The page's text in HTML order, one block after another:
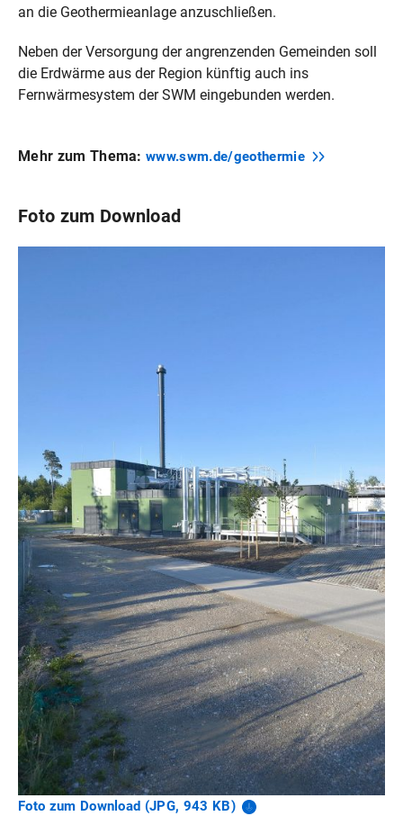
an die Geothermieanlage anzuschließen.
Neben der Versorgung der angrenzenden Gemeinden soll
die Erdwärme aus der Region künftig auch ins
Fernwärmesystem der SWM eingebunden werden.
Mehr zum Thema:www.swm.de/geothermie
Foto zum Download
Foto zum Download (JPG, 943 KB)